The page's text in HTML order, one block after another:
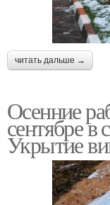
читать дальше →
Осенние
сентябре в
Укрытие